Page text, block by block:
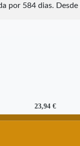
por 584dias. Desde
23,94 €